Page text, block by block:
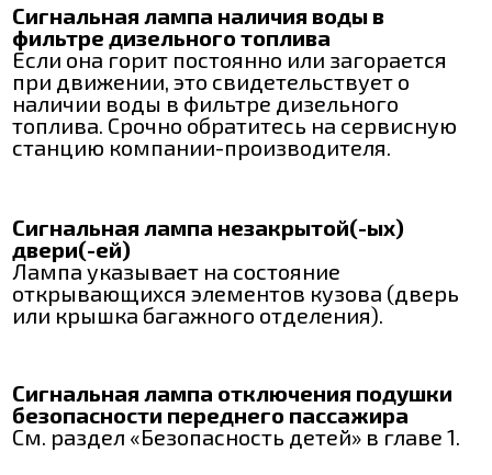
Сигнальная лампа наличия воды в
фильтре дизельного топлива
Если она горит постоянно или загорается
при движении, это свидетельствует о
наличии воды в фильтре дизельного
топлива. Срочно обратитесь на сервисную
станцию компании-производителя.
Сигнальная лампа незакрытой(-ых)
двери(-ей)
Лампа указывает на состояние
открывающихся элементов кузова (дверь
или крышка багажного отделения).
Сигнальная лампа отключения подушки
безопасности переднего пассажира
См. раздел «Безопасность детей» в главе 1.